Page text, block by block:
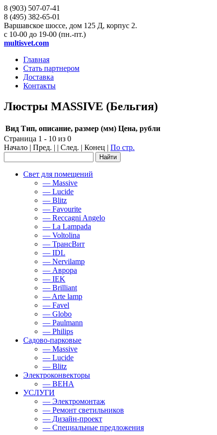
8 (903) 507-07-41
8 (495) 382-65-01
Варшавское шоссе, дом 125 Д, корпус 2.
с 10-00 до 19-00 (пн.-пт.)
multisvet.com
Главная
Стать партнером
Доставка
Контакты
Люстры MASSIVE (Бельгия)
Вид Тип, описание, размер (мм) Цена, рубли
Страница 1 - 10 из 0
Начало | Пред. | | След. | Конец | По стр.
Свет для помещений
— Massive
— Lucide
— Blitz
— Favourite
— Reccagni Angelo
— La Lampada
— Voltolina
— ТрансВит
— IDL
— Nervilamp
— Аврора
— IEK
— Brilliant
— Arte lamp
— Favel
— Globo
— Paulmann
— Philips
Садово-парковые
— Massive
— Lucide
— Blitz
Электроконвекторы
— BEHA
УСЛУГИ
— Электромонтаж
— Ремонт светильников
— Дизайн-проект
— Специальные предложения